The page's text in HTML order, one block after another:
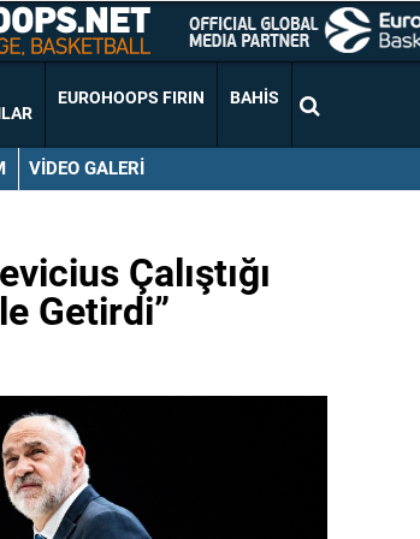
EUROHOOPS FIRIN BAHIS
VIDEO GALERI
Çalıştığı
Getirdi”